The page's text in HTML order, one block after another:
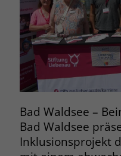
Bad Waldsee –
Bad Waldsee
Inklusionsprojekt